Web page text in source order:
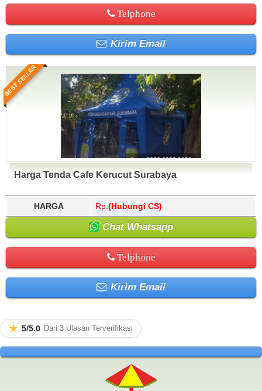
Telphone
Kirim Email
BEST SELLER
Harga Tenda Cafe Kerucut Surabaya
HARGA Rp. (Hubungi CS)
Chat Whatsapp
Telphone
Kirim Email
★ 5/5.0 Dari 3 Ulasan Terverifikasi